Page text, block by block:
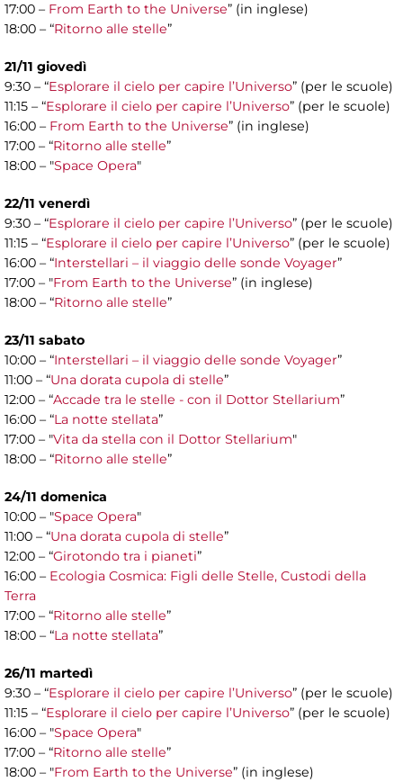
17:00 – From Earth to the Universe” (in inglese)
18:00 – “Ritorno alle stelle”
21/11 giovedì
9:30 – “Esplorare il cielo per capire l’Universo” (per le scuole)
11:15 – “Esplorare il cielo per capire l’Universo” (per le scuole)
16:00 – From Earth to the Universe” (in inglese)
17:00 – “Ritorno alle stelle”
18:00 – "Space Opera"
22/11 venerdì
9:30 – “Esplorare il cielo per capire l’Universo” (per le scuole)
11:15 – “Esplorare il cielo per capire l’Universo” (per le scuole)
16:00 – “Interstellari – il viaggio delle sonde Voyager”
17:00 – "From Earth to the Universe” (in inglese)
18:00 – “Ritorno alle stelle”
23/11 sabato
10:00 – “Interstellari – il viaggio delle sonde Voyager”
11:00 – “Una dorata cupola di stelle”
12:00 – “Accade tra le stelle - con il Dottor Stellarium”
16:00 – “La notte stellata”
17:00 – "Vita da stella con il Dottor Stellarium"
18:00 – “Ritorno alle stelle”
24/11 domenica
10:00 – "Space Opera"
11:00 – “Una dorata cupola di stelle”
12:00 – “Girotondo tra i pianeti”
16:00 – Ecologia Cosmica: Figli delle Stelle, Custodi della
Terra
17:00 – “Ritorno alle stelle”
18:00 – “La notte stellata”
26/11 martedì
9:30 – “Esplorare il cielo per capire l’Universo” (per le scuole)
11:15 – “Esplorare il cielo per capire l’Universo” (per le scuole)
16:00 – "Space Opera"
17:00 – “Ritorno alle stelle”
18:00 – "From Earth to the Universe” (in inglese)